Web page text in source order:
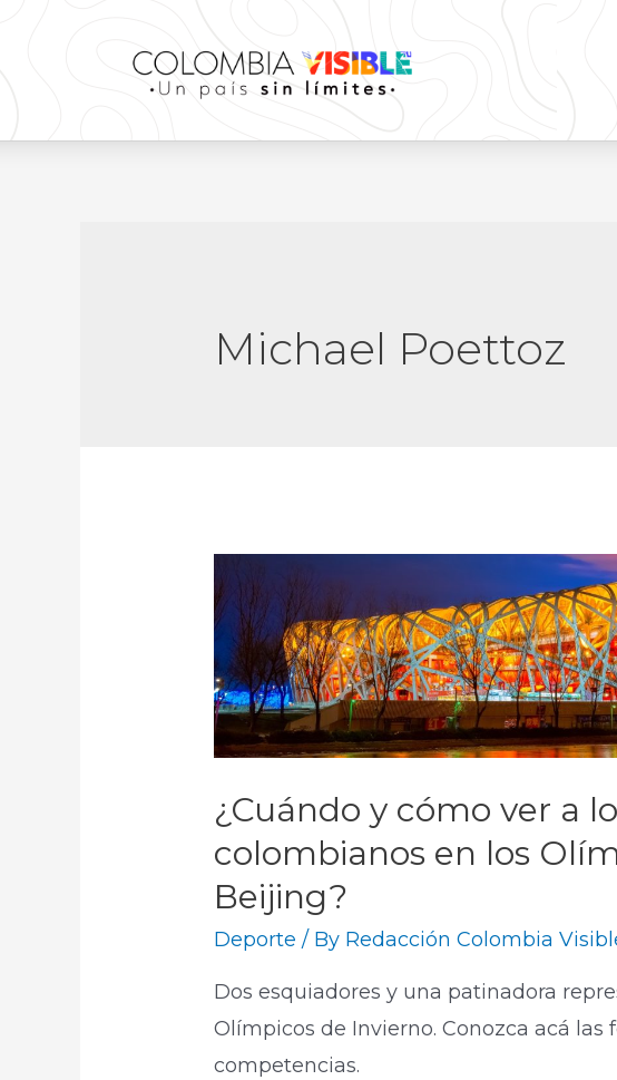
Michael Poettoz
¿Cuándo y cómo ver a
colombianos en los
Beijing?
Deporte / By Redacción Colombia
Dos esquiadores y una patinadora
Olímpicos de Invierno. Conozca acá las
competencias.